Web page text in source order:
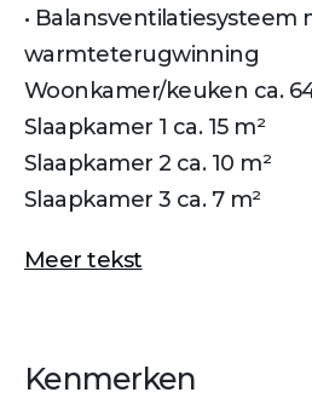
• Balansventilatiesysteem
warmteterugwinning
Woonkamer/keuken ca.
Slaapkamer 1 ca. 15 m²
Slaapkamer 2 ca. 10 m²
Slaapkamer 3 ca. 7 m²
Meer tekst
Kenmerken